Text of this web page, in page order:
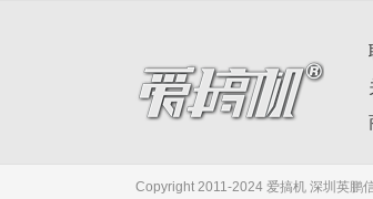
Copyright 2011-2024 爱搞机 深圳英鹏